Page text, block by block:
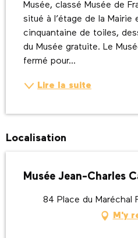
Musée, classé Musée de
situé à l’étage de la Mairie
cinquantaine de toiles,
du Musée gratuite. Le
fermé pour...
Lire la suite
Localisation
Musée Jean-Charles
84 Place du Maréchal
M'y